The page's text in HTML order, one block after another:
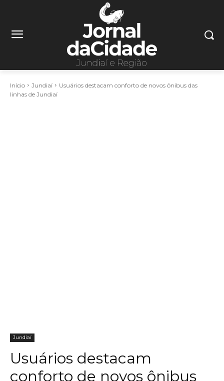
Início Jundiaí
Usuários destacam conforto de novos ônibus das
linhas de Jundiaí
Jundiaí
Usuários destacam
conforto de novos ônibus